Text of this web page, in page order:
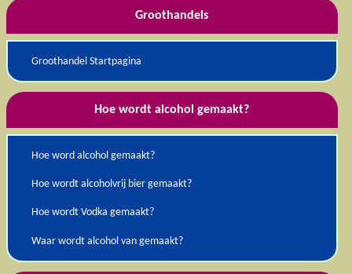
Groothandels
Groothandel Startpagina
Hoe wordt alcohol gemaakt?
Hoe word alcohol gemaakt?
Hoe wordt alcoholvrij bier gemaakt?
Hoe wordt Vodka gemaakt?
Waar wordt alcohol van gemaakt?